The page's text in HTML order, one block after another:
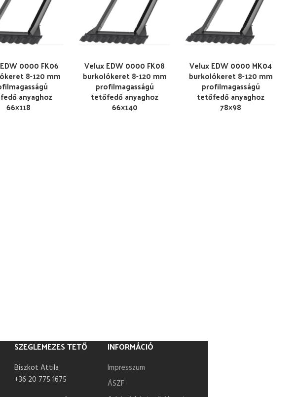
0000 FK06
8-120 mm
anyaghoz
66×118
Velux EDW 0000 FK08
burkolókeret 8-120 mm
profilmagasságú
tetőfedő anyaghoz
66×140
Velux EDW 0000 MK04
burkolókeret 8-120 mm
profilmagasságú
tetőfedő anyaghoz
78×98
SZEGLEMEZES TETŐ
Biszkot Attila
+36 20 775 1675
INFORMÁCIÓ
Impresszum
ÁSZF